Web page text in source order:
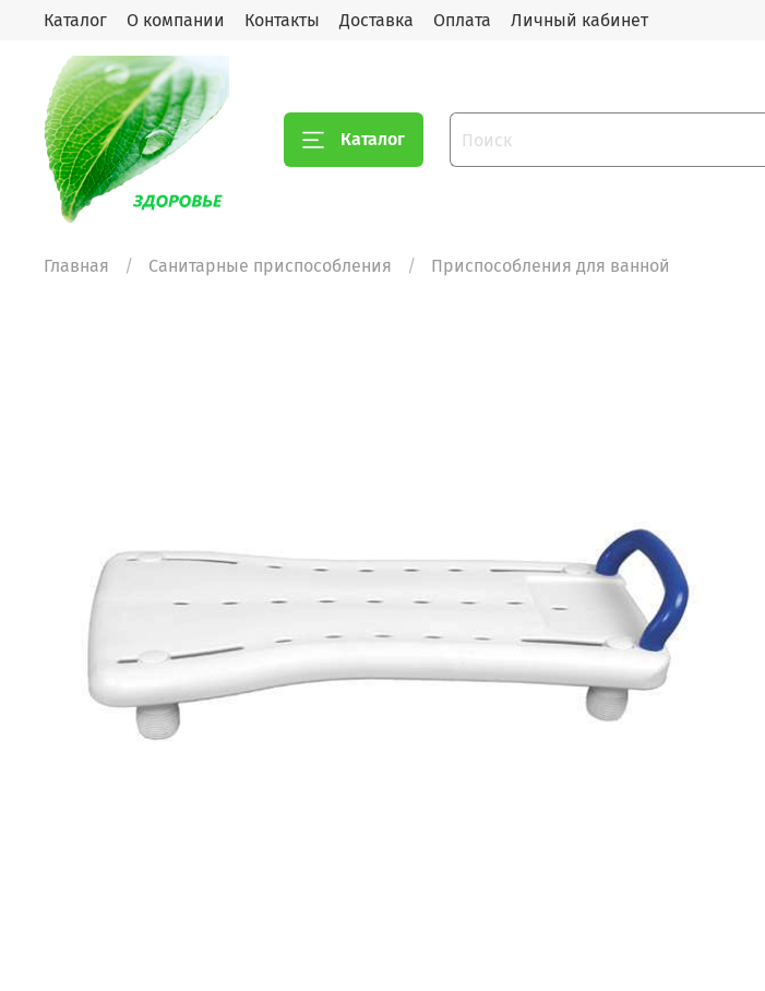
Каталог О компании Контакты Доставка Оплата Личный кабинет
Каталог
Главная Санитарные приспособления Приспособления для ванной